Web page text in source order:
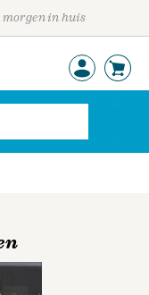
morgen in huis